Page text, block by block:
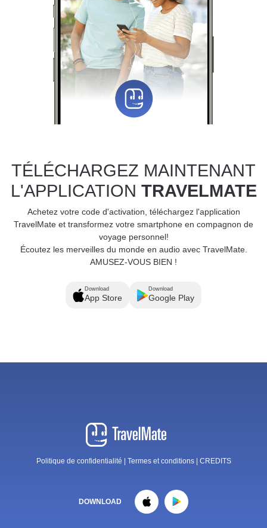
TÉLÉCHARGEZ MAINTENANT
L'APPLICATION TRAVELMATE
Achetez votre code d'activation, téléchargez l'application
TravelMate et transformez votre smartphone en compagnon de
voyage personnel!
Écoutez les merveilles du monde en audio avec TravelMate.
AMUSEZ-VOUS BIEN !
Download
App Store
Download
Google Play
Politique de confidentialité Termes et conditions CREDITS
DOWNLOAD